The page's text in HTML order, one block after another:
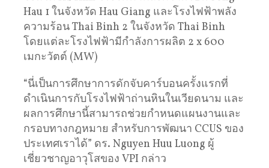
Hau 1 ในจังหวัด Hau Giang และโรงไฟฟ้าพลัง
ความร้อน Thai Binh 2 ในจังหวัด Thai Binh
โดยแต่ละโรงไฟฟ้ามีกำลังการผลิต 2 x 600
เมกะวัตต์ (MW)
“นี่เป็นการศึกษาการดักจับคาร์บอนครั้งแรกที่
ดำเนินการกับโรงไฟฟ้าถ่านหินในเวียดนาม และ
ผลการศึกษานี้สามารถช่วยกำหนดแผนงานและ
กรอบทางกฎหมาย สำหรับการพัฒนา CCUS ของ
ประเทศเราได้” ดร. Nguyen Huu Luong ผู้
เชี่ยวชาญอาวุโสของ VPI กล่าว